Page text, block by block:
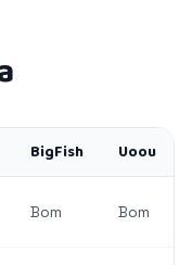
BigFish Uoou
Bom Bom